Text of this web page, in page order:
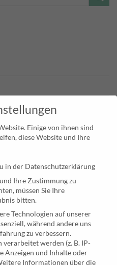
Einige von ihnen sind
diese Website und Ihre
in der Datenschutzerklärung
Ihre Zustimmung zu
müssen Sie Ihre
bitten.
Technologien auf unserer
während andere uns
zu verbessern.
verarbeitet werden (z. B. IP-
Anzeigen und Inhalte oder
Informationen über die